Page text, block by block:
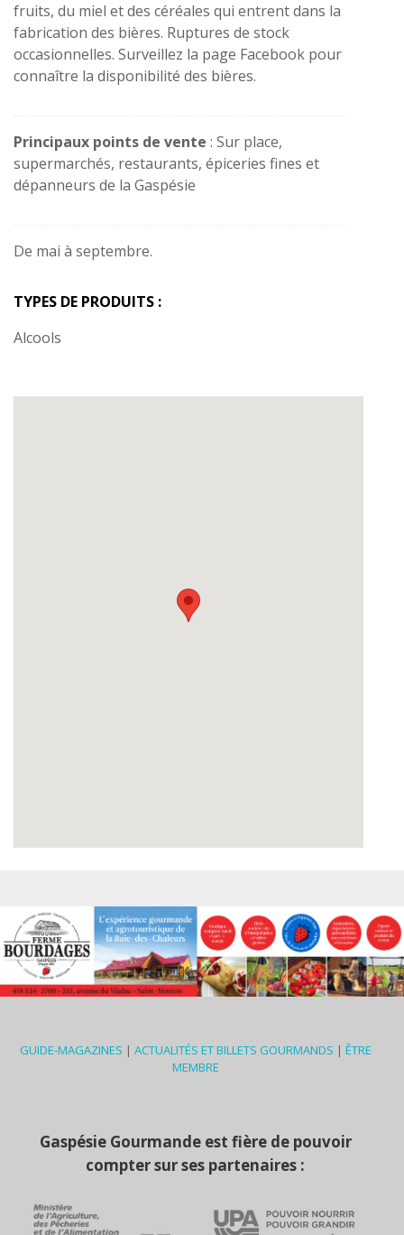
fruits, du miel et des céréales qui entrent dans la
fabrication des bières. Ruptures de stock
occasionnelles. Surveillez la page Facebook pour
connaître la disponibilité des bières.
Principaux points de vente : Sur place,
supermarchés, restaurants, épiceries fines et
dépanneurs de la Gaspésie
De mai à septembre.
TYPES DE PRODUITS :
Alcools
GUIDE-MAGAZINES | ACTUALITÉS ET BILLETS GOURMANDS | ÊTRE
MEMBRE
Gaspésie Gourmande est fière de pouvoir
compter sur ses partenaires :